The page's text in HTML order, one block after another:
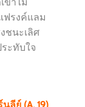
ฟรงค์แลม
ชนะเลิศ
ะทับใจ